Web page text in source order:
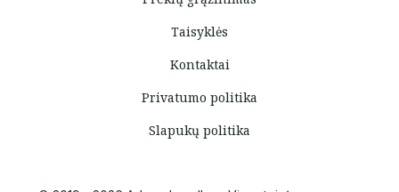
Taisyklės
Kontaktai
Privatumo politika
Slapukų politika